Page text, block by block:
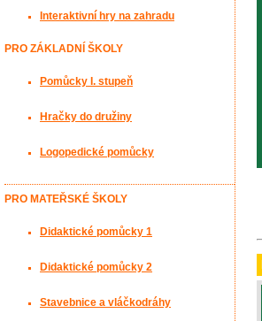
Interaktivní hry na zahradu
PRO ZÁKLADNÍ ŠKOLY
Pomůcky I. stupeň
Hračky do družiny
Logopedické pomůcky
PRO MATEŘSKÉ ŠKOLY
Didaktické pomůcky 1
Didaktické pomůcky 2
Stavebnice a vláčkodráhy